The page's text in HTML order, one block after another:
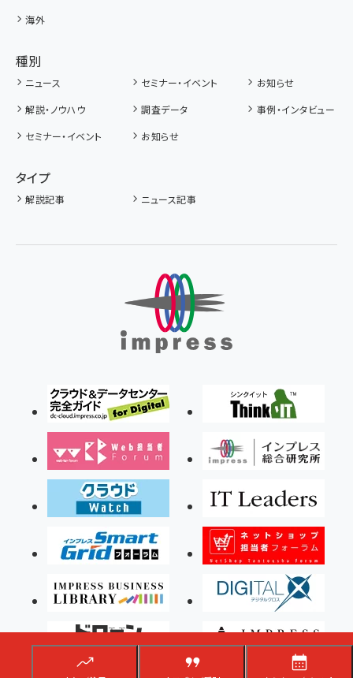
海外
種別
ニュース セミナー・イベント
お知らせ
解説・ノウハウ
調査データ
事例・インタビュー
セミナー・イベント
お知らせ
タイプ
解説記事 ニュース記事